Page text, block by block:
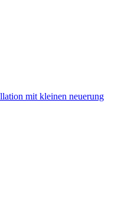
mit kleinen neuerung